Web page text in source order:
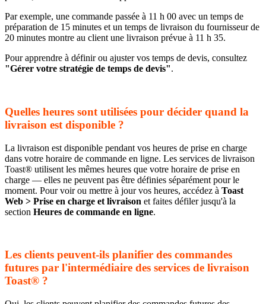
Par exemple, une commande passée à 11 h 00 avec un temps de
préparation de 15 minutes et un temps de livraison du fournisseur de
20 minutes montre au client une livraison prévue à 11 h 35.
Pour apprendre à définir ou ajuster vos temps de devis, consultez
"Gérer votre stratégie de temps de devis".
Quelles heures sont utilisées pour décider quand la
livraison est disponible ?
La livraison est disponible pendant vos heures de prise en charge
dans votre horaire de commande en ligne. Les services de livraison
Toast® utilisent les mêmes heures que votre horaire de prise en
charge — elles ne peuvent pas être définies séparément pour le
moment. Pour voir ou mettre à jour vos heures, accédez à Toast
Web > Prise en charge et livraison et faites défiler jusqu'à la
section Heures de commande en ligne.
Les clients peuvent-ils planifier des commandes
futures par l'intermédiaire des services de livraison
Toast® ?